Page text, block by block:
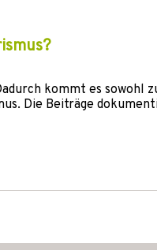
kommt es sowohl
Die Beiträge